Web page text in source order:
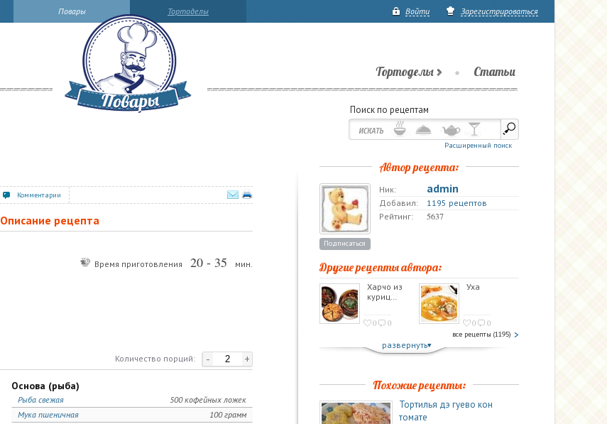
Тортоделы
Повары Войти Зарегистрироваться
Тортоделы Статьи
Поиск по рецептам
Расширенный поиск
Комментарии
Описание рецепта
Время приготовления 20 - 35 мин.
- +
Количество порций:
Основа (рыба)
500 кофейных ложек
Рыба свежая
100 грамм
Мука пшеничная
Автор рецепта:
Подписаться
Ник: admin
Добавил:
1195 рецептов
Рейтинг:
5637
Другие рецепты автора:
Харчо из
куриц…
0 0
Уха
0 0
все рецепты (1195)
развернуть
Похожие рецепты:
Тортилья дэ гуево кон
томате